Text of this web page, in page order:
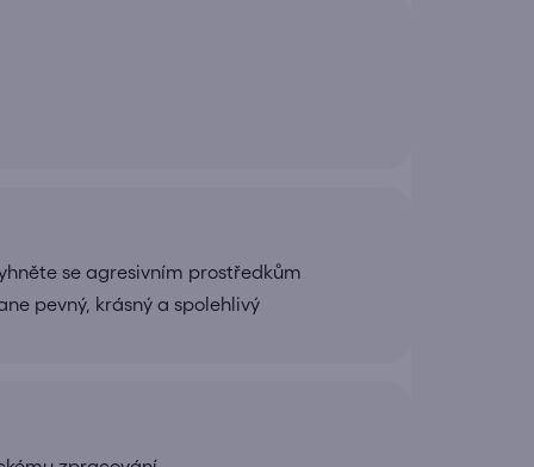
se agresivním prostředkům
pevný, krásný a spolehlivý